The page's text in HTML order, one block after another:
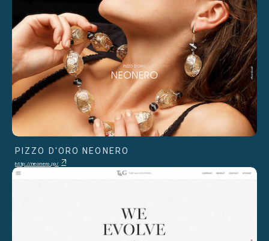
PIZZO D'ORO NEONERO
http://neonero.jp/